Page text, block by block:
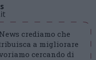
crediamo che
a migliorare
cercando di